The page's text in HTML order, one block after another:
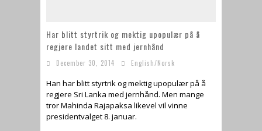
Har blitt styrtrik og mektig upopulær på å
regjere landet sitt med jernhånd
December 30, 2014 English/Norsk
Han har blitt styrtrik og mektig upopulær på å
regjere Sri Lanka med jernhånd. Men mange
tror Mahinda Rajapaksa likevel vil vinne
presidentvalget 8. januar.